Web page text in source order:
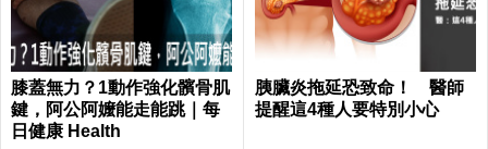
膝蓋無力？1動作強化髕骨肌
鍵，阿公阿嬤能走能跳｜每
日健康 Health
胰臟炎拖延恐致命！ 醫師
提醒這4種人要特別小心